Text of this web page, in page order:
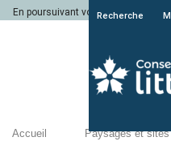
En poursuivant votre navigation
Recherche
Accueil Paysages et sites